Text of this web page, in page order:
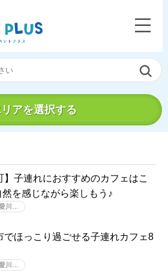
アを選択する
】子連れにおすすめのカフェはこ
を感じながら楽しもう♪
川…
でほっこり過ごせる子連れカフェ8
川…